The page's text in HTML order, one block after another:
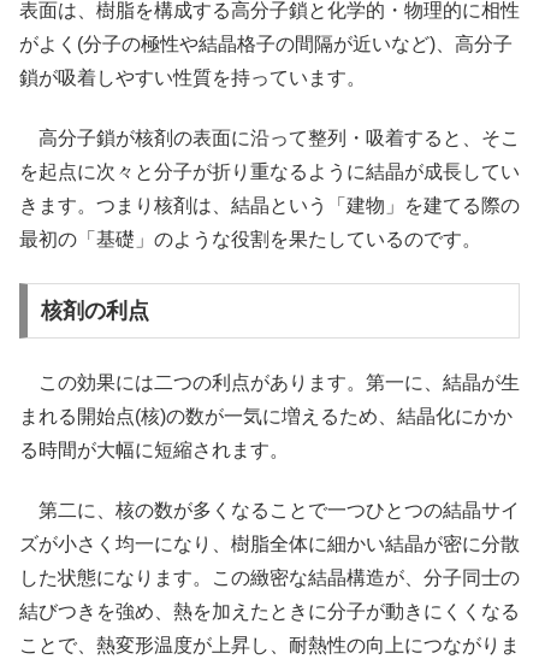
表面は、樹脂を構成する高分子鎖と化学的・物理的に相性
がよく(分子の極性や結晶格子の間隔が近いなど)、高分子
鎖が吸着しやすい性質を持っています。
高分子鎖が核剤の表面に沿って整列・吸着すると、そこ
を起点に次々と分子が折り重なるように結晶が成長してい
きます。つまり核剤は、結晶という「建物」を建てる際の
最初の「基礎」のような役割を果たしているのです。
核剤の利点
この効果には二つの利点があります。第一に、結晶が生
まれる開始点(核)の数が一気に増えるため、結晶化にかか
る時間が大幅に短縮されます。
第二に、核の数が多くなることで一つひとつの結晶サイ
ズが小さく均一になり、樹脂全体に細かい結晶が密に分散
した状態になります。この緻密な結晶構造が、分子同士の
結びつきを強め、熱を加えたときに分子が動きにくくなる
ことで、熱変形温度が上昇し、耐熱性の向上につながりま